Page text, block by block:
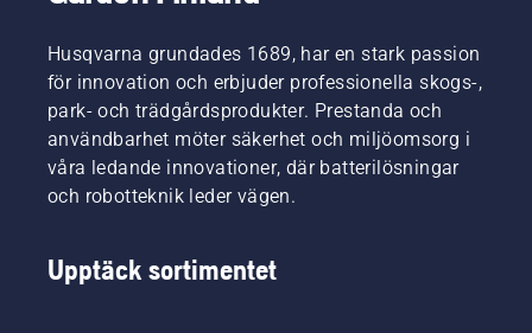
Husqvarna grundades 1689, har en stark passion
för innovation och erbjuder professionella skogs-,
park- och trädgårdsprodukter. Prestanda och
användbarhet möter säkerhet och miljöomsorg i
våra ledande innovationer, där batterilösningar
och robotteknik leder vägen.
Upptäck sortimentet